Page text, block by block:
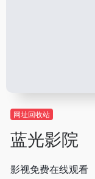
网址回收站
蓝光影院
影视免费在线观看